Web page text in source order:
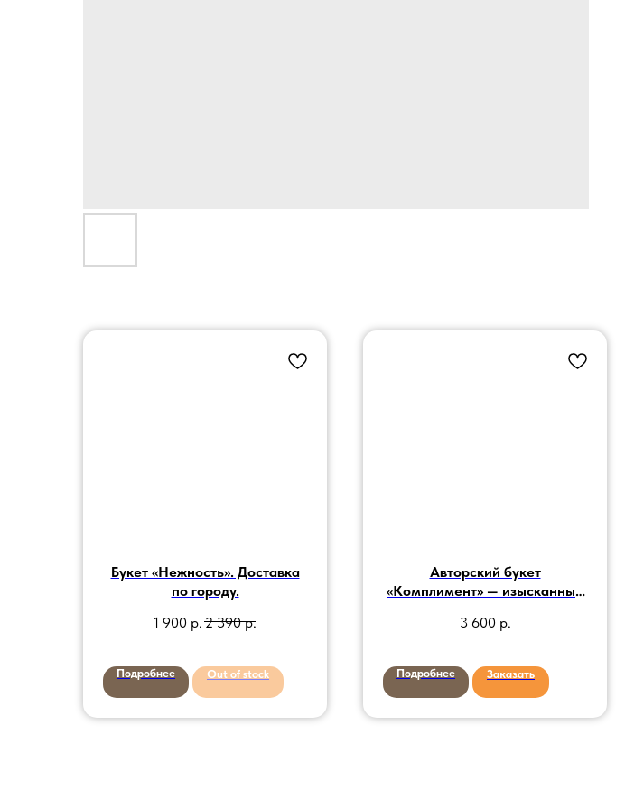
Букет «Нежность». Доставка
по городу.
1 900 р. 2 390 р.
Подробнее Out of stock
Авторский букет
«Комплимент» — изысканный
3 600 р.
Подробнее Заказать